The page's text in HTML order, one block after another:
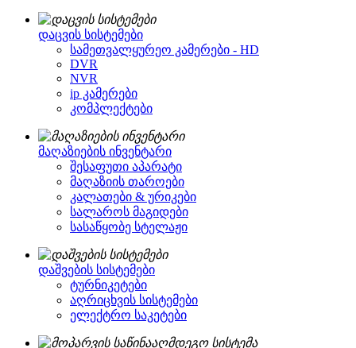
დაცვის სისტემები
სამეთვალყურეო კამერები - HD
DVR
NVR
ip კამერები
კომპლექტები
მაღაზიების ინვენტარი
შესაფუთი აპარატი
მაღაზიის თაროები
კალათები & ურიკები
სალაროს მაგიდები
სასაწყობე სტელაჟი
დაშვების სისტემები
ტურნიკეტები
აღრიცხვის სისტემები
ელექტრო საკეტები